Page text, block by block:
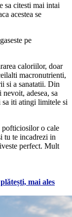
sa citesti mai intai
acestea se
pe
caloriilor, doar
macronutrienti,
si a sanatatii. Din
adesea, sa
sa iti atingi limitele si
pofticiosilor o cale
tu te incadrezi in
perfect. Mult
mai ales